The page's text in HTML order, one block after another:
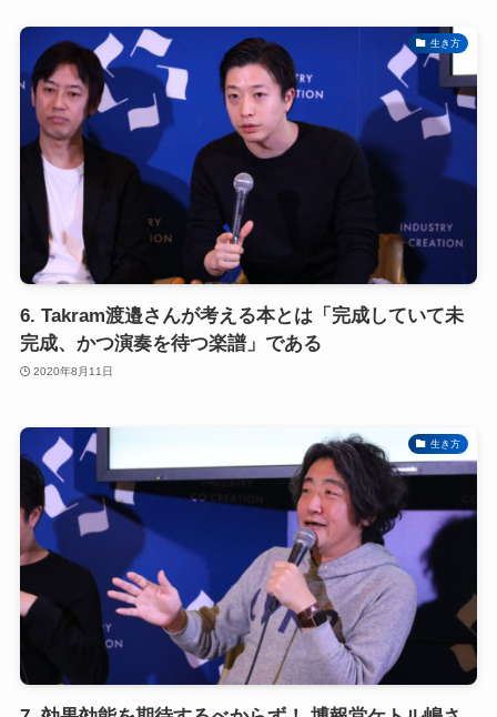
生き方
6. Takram渡邉さんが考える本とは「完成していて未
完成、かつ演奏を待つ楽譜」である
2020年8月11日
生き方